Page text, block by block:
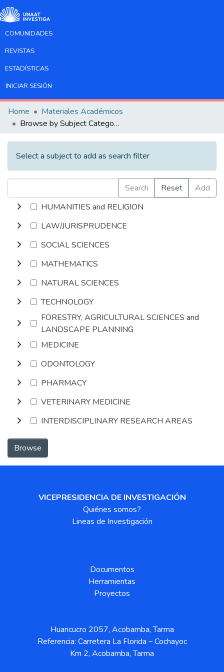
COMUNIDADES
REVISTAS
ESTADÍSTICAS
INICIAR SESIÓN
Home
Materiales Académicos
Browse by Subject Category
Select a subject to add as search filter
Search Reset
Add
HUMANITIES and RELIGION
LAW/JURISPRUDENCE
SOCIAL SCIENCES
MATHEMATICS
NATURAL SCIENCES
TECHNOLOGY
FORESTRY, AGRICULTURAL SCIENCES and
LANDSCAPE PLANNING
MEDICINE
ODONTOLOGY
PHARMACY
VETERINARY MEDICINE
INTERDISCIPLINARY RESEARCH AREAS
Browse
VICEPRESIDENCIA DE INVESTIGACIÓN
Quiénes somos?
Lineas de Investigación
Documentos
Herramientas
Proyectos
Huancucro 2057, Acobamba, Tarma
Referencia: Carretera La Florida – Cochayoc
Km 2, Acobamba, Tarma